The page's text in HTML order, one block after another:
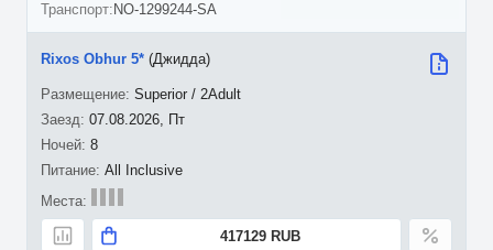
NO-1299244-SA
07.08.2026, Пт
8
Rixos Obhur 5* (Джидда)
Superior / 2Adult
All Inclusive
417129 RUB